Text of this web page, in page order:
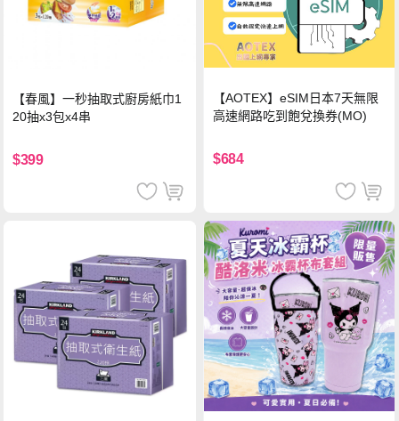
【春風】一秒抽取式廚房紙巾1
20抽x3包x4串
$399
【AOTEX】eSIM日本7天無限
高速網路吃到飽兌換券(MO)
$684